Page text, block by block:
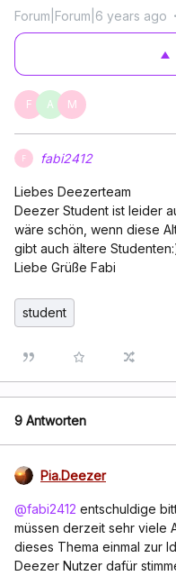
Forum|Forum|6 years ago
F A M
F fabi2412
Liebes Deezerteam
Deezer Student ist leider
wäre schön, wenn diese
gibt auch ältere
Liebe Grüße Fabi
student
9 Antworten
Pia.Deezer
@fabi2412 entschuldige
müssen derzeit sehr viele
dieses Thema einmal zur
Deezer Nutzer dafür